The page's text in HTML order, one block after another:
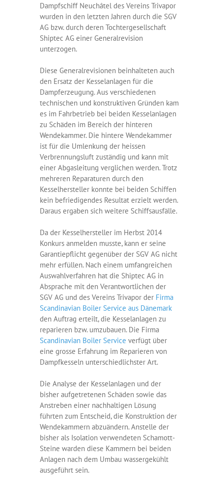
Dampfschiff Neuchâtel des Vereins Trivapor
wurden in den letzten Jahren durch die SGV
AG bzw. durch deren Tochtergesellschaft
Shiptec AG einer Generalrevision
unterzogen.
Diese Generalrevisionen beinhalteten auch
den Ersatz der Kesselanlagen für die
Dampferzeugung. Aus verschiedenen
technischen und konstruktiven Gründen kam
es im Fahrbetrieb bei beiden Kesselanlagen
zu Schäden im Bereich der hinteren
Wendekammer. Die hintere Wendekammer
ist für die Umlenkung der heissen
Verbrennungsluft zuständig und kann mit
einer Abgasleitung verglichen werden. Trotz
mehreren Reparaturen durch den
Kesselhersteller konnte bei beiden Schiffen
kein befriedigendes Resultat erzielt werden.
Daraus ergaben sich weitere Schiffsausfälle.
Da der Kesselhersteller im Herbst 2014
Konkurs anmelden musste, kann er seine
Garantiepflicht gegenüber der SGV AG nicht
mehr erfüllen. Nach einem umfangreichen
Auswahlverfahren hat die Shiptec AG in
Absprache mit den Verantwortlichen der
SGV AG und des Vereins Trivapor der Firma
Scandinavian Boiler Service aus Dänemark
den Auftrag erteilt, die Kesselanlagen zu
reparieren bzw. umzubauen. Die Firma
Scandinavian Boiler Serviceverfügt über
eine grosse Erfahrung im Reparieren von
Dampfkesseln unterschiedlichster Art.
Die Analyse der Kesselanlagen und der
bisher aufgetretenen Schäden sowie das
Anstreben einer nachhaltigen Lösung
führten zum Entscheid, die Konstruktion der
Wendekammern abzuändern. Anstelle der
bisher als Isolation verwendeten Schamott-
Steine warden diese Kammern bei beiden
Anlagen nach dem Umbau wassergekühlt
ausgeführt sein.